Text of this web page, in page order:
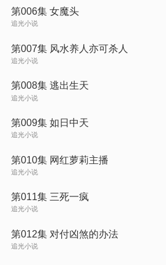
第006集 女魔头
追光小说
第007集 风水养人亦可杀人
追光小说
第008集 逃出生天
追光小说
第009集 如日中天
追光小说
第010集 网红萝莉主播
追光小说
第011集 三死一疯
追光小说
第012集 对付凶煞的办法
追光小说